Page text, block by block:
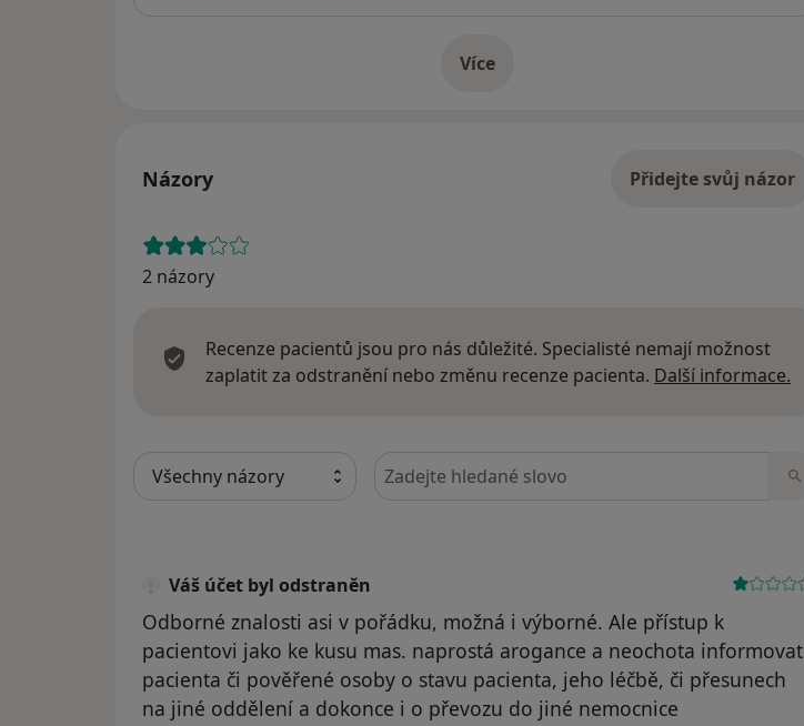
Víceo adrese
Názory Přidejte svůj názor
2 názory
Recenze pacientů jsou pro nás důležité. Specialisté nemají možnost
zaplatit za odstranění nebo změnu recenze pacienta. Další informace.
Hledejte v názorech
Váš účet byl odstraněn
Odborné znalosti asi v pořádku, možná i výborné. Ale přístup k
pacientovi jako ke kusu mas. naprostá arogance a neochota informovat
pacienta či pověřené osoby o stavu pacienta, jeho léčbě, či přesunech
na jiné oddělení a dokonce i o převozu do jiné nemocnice